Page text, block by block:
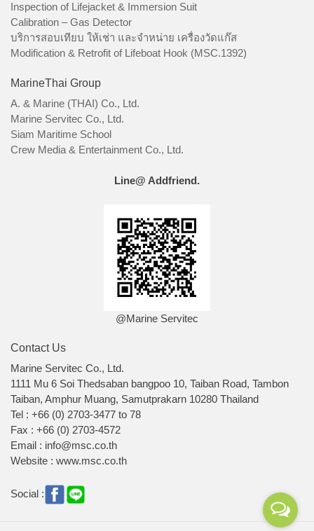
Inspection of Lifejacket & Immersion Suit
Calibration – Gas Detector
บริการสอบเทียบ ให้เช่า และจำหน่าย เครื่องวัดแก๊ส
Modification & Retrofit of Lifeboat Hook (MSC.1392)
MarineThai Group
A. & Marine (THAI) Co., Ltd.
Marine Servitec Co., Ltd.
Siam Maritime School
Crew Media & Entertainment Co., Ltd.
Line@ Addfriend.
@Marine Servitec
Contact Us
Marine Servitec Co., Ltd.
1111 Mu 6 Soi Thedsaban bangpoo 10, Taiban Road, Tambon
Taiban, Amphur Muang, Samutprakarn 10280 Thailand
Tel : +66 (0) 2703-3477 to 78
Fax : +66 (0) 2703-4572
Email : info@msc.co.th
Website : www.msc.co.th
Social :